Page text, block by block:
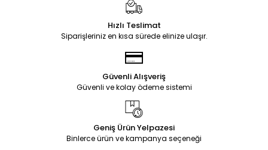
Hızlı Teslimat
Siparişleriniz en kısa sürede elinize ulaşır.
Güvenli Alışveriş
Güvenli ve kolay ödeme sistemi
Geniş Ürün Yelpazesi
Binlerce ürün ve kampanya seçeneği